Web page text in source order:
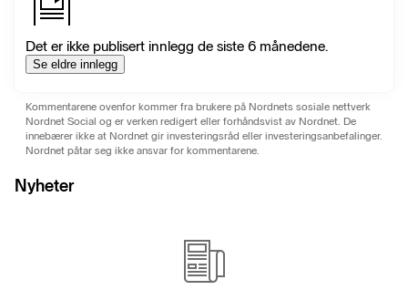
Det er ikke publisert innlegg de siste 6 månedene.
Se eldre innlegg
Kommentarene ovenfor kommer fra brukere på Nordnets sosiale nettverk
Nordnet Social og er verken redigert eller forhåndsvist av Nordnet. De
innebærer ikke at Nordnet gir investeringsråd eller investeringsanbefalinger.
Nordnet påtar seg ikke ansvar for kommentarene.
Nyheter